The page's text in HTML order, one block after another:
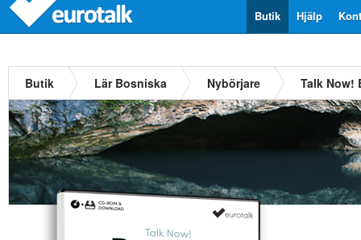
Hjälp
Butik
Butik Lär Bosniska Nybörjare Talk Now!